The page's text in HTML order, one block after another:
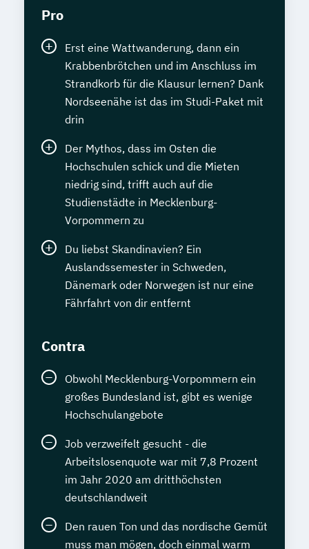
Pro
Erst eine Wattwanderung, dann ein
Krabbenbrötchen und im Anschluss im
Strandkorb für die Klausur lernen? Dank
Nordseenähe ist das im Studi-Paket mit
drin
Der Mythos, dass im Osten die
Hochschulen schick und die Mieten
niedrig sind, trifft auch auf die
Studienstädte in Mecklenburg-
Vorpommern zu
Du liebst Skandinavien? Ein
Auslandssemester in Schweden,
Dänemark oder Norwegen ist nur eine
Fährfahrt von dir entfernt
Contra
Obwohl Mecklenburg-Vorpommern ein
großes Bundesland ist, gibt es wenige
Hochschulangebote
Job verzweifelt gesucht - die
Arbeitslosenquote war mit 7,8 Prozent
im Jahr 2020 am dritthöchsten
deutschlandweit
Den rauen Ton und das nordische Gemüt
muss man mögen, doch einmal warm